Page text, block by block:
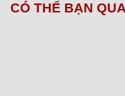
CÓ THỂ BẠN